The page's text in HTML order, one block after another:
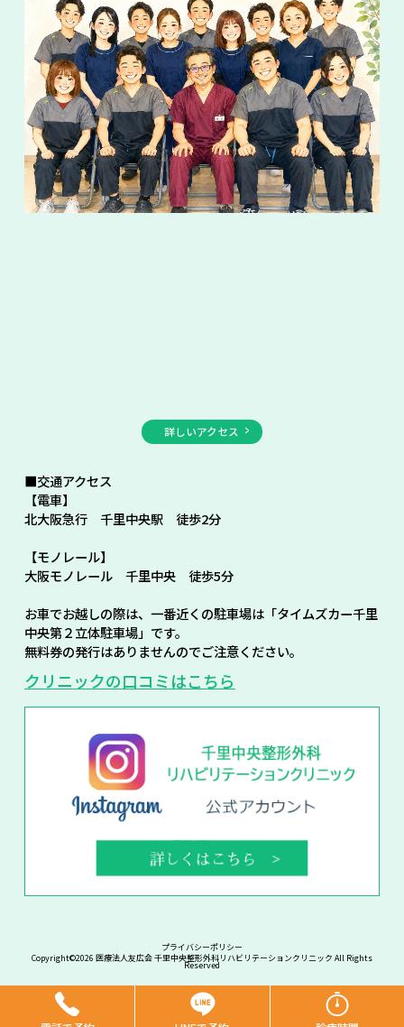
詳しいアクセス
■交通アクセス
【電車】
北大阪急行 千里中央駅 徒歩2分
【モノレール】
大阪モノレール 千里中央 徒歩5分
お車でお越しの際は、一番近くの駐車場は「タイムズカー千里
中央第２立体駐車場」です。
無料券の発行はありませんのでご注意ください。
クリニックの口コミはこちら
プライバシーポリシー
Copyright©2026 医療法人友広会 千里中央整形外科リハビリテーションクリニック All Rights
Reserved